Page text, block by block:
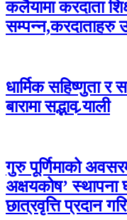
कलैयामा करदाता
सम्पन्न,करदाताहरु
धार्मिक सहिष्णुता
बारामा सद्भाव र्‍याली
गुरु पूर्णिमाको
अक्षयकोष’ स्थापना
छात्रवृत्ति प्रदान